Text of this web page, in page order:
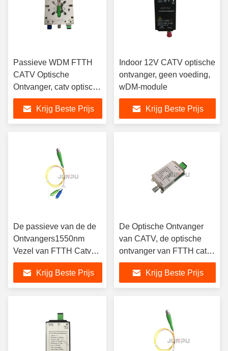
Passieve WDM FTTH
CATV Optische
Ontvanger, catv optische
node1100~1650
Krijg Beste Prijs
Indoor 12V CATV optische
ontvanger, geen voeding,
wDM-module
Krijg Beste Prijs
De passieve van de de
Ontvangers1550nm
Vezel van FTTH Catv
Optische Optische
Knoop, -10~0dBm
Krijg Beste Prijs
De Optische Ontvanger
van CATV, de optische
ontvanger van FTTH catv,
1100~1650nm
Krijg Beste Prijs